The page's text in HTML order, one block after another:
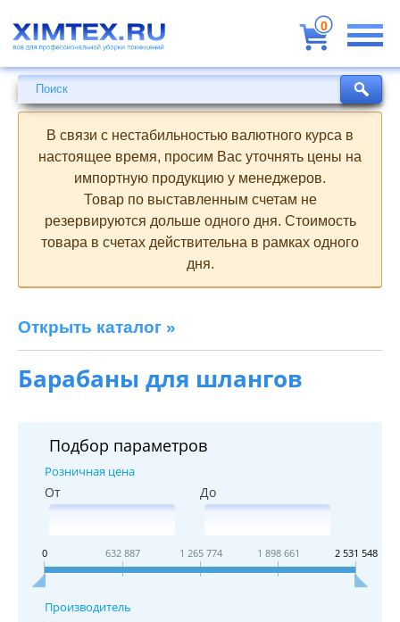
для
профессиональной
уборки
помещений
Поиск
В связи с нестабильностью валютного курса в
настоящее время, просим Вас уточнять цены на
импортную продукцию у менеджеров.
Товар по выставленным счетам не
резервируются дольше одного дня. Стоимость
товара в счетах действительна в рамках одного
дня.
Открыть каталог »
Барабаны для шлангов
Подбор параметров
Розничная цена
От До
0 632 887 1 265 774 1 898 661 2 531 548
Производитель
Поиск
0